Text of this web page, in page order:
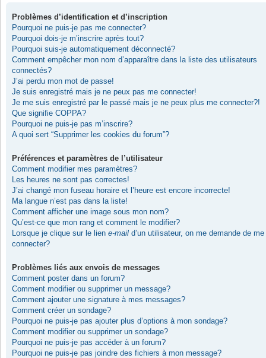
Problèmes d’identification et d’inscription
Pourquoi ne puis-je pas me connecter?
Pourquoi dois-je m’inscrire après tout?
Pourquoi suis-je automatiquement déconnecté?
Comment empêcher mon nom d’apparaître dans la liste des utilisateurs
connectés?
J’ai perdu mon mot de passe!
Je suis enregistré mais je ne peux pas me connecter!
Je me suis enregistré par le passé mais je ne peux plus me connecter?!
Que signifie COPPA?
Pourquoi ne puis-je pas m’inscrire?
A quoi sert “Supprimer les cookies du forum”?
Préférences et paramètres de l’utilisateur
Comment modifier mes paramètres?
Les heures ne sont pas correctes!
J’ai changé mon fuseau horaire et l’heure est encore incorrecte!
Ma langue n’est pas dans la liste!
Comment afficher une image sous mon nom?
Qu’est-ce que mon rang et comment le modifier?
Lorsque je clique sur le lien e-mail d’un utilisateur, on me demande de me
connecter?
Problèmes liés aux envois de messages
Comment poster dans un forum?
Comment modifier ou supprimer un message?
Comment ajouter une signature à mes messages?
Comment créer un sondage?
Pourquoi ne puis-je pas ajouter plus d’options à mon sondage?
Comment modifier ou supprimer un sondage?
Pourquoi ne puis-je pas accéder à un forum?
Pourquoi ne puis-je pas joindre des fichiers à mon message?